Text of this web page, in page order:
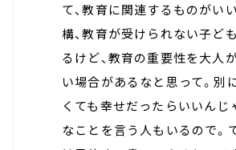
て、教育に関連するものがい
構、教育が受けられない子ど
るけど、教育の重要性を大人
い場合があるなと思って。別
くても幸せだったらいいんじ
なことを言う人もいるので。